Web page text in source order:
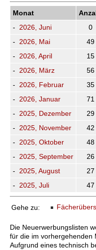
Monat
- 2026, Juni
0
- 2026, Mai
49
- 2026, April
15
- 2026, März
56
- 2026, Februar
35
- 2026, Januar
71
- 2025, Dezember
29
- 2025, November
42
- 2025, Oktober
48
- 2025, September
26
- 2025, August
27
- 2025, Juli 47
Gehe zu:
Die Neuerwerbungslisten
für die im vorhergehenden
Aufgrund eines technisch